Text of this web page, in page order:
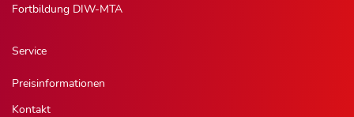
Fortbildung DIW-MTA
Service
Preisinformationen
Kontakt